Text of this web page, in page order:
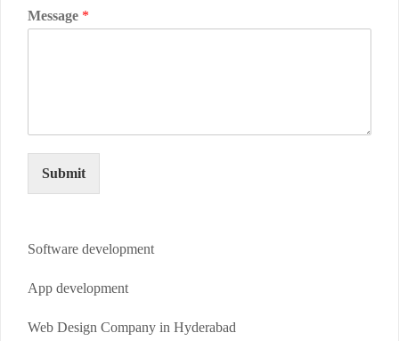
Message *
Submit
Software development
App development
Web Design Company in Hyderabad